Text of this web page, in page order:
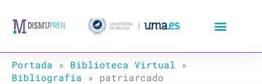
Portada » Biblioteca Virtual »
Bibliografía » patriarcado